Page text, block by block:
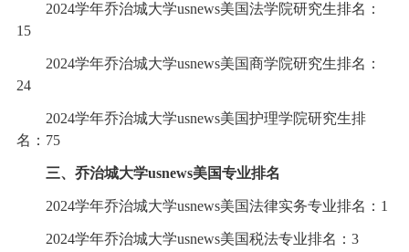
2024学年乔治城大学usnews美国法学院研究生排名：
15
2024学年乔治城大学usnews美国商学院研究生排名：
24
2024学年乔治城大学usnews美国护理学院研究生排
名：75
三、乔治城大学usnews美国专业排名
2024学年乔治城大学usnews美国法律实务专业排名：1
2024学年乔治城大学usnews美国税法专业排名：3